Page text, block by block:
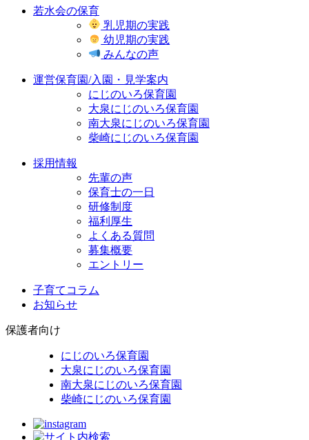
若水会の保育
乳児期の実践
幼児期の実践
みんなの声
運営保育園/入園・見学案内
にじのいろ保育園
大泉にじのいろ保育園
南大泉にじのいろ保育園
柴崎にじのいろ保育園
採用情報
先輩の声
保育士の一日
研修制度
福利厚生
よくある質問
募集概要
エントリー
子育てコラム
お知らせ
保護者向け
にじのいろ保育園
大泉にじのいろ保育園
南大泉にじのいろ保育園
柴崎にじのいろ保育園